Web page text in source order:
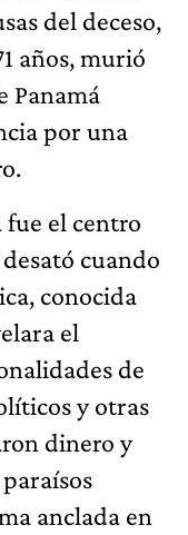
del deceso,
años, murió
Panamá
por una
fue el centro
cuando
conocida
el
de
y otras
dinero y
anclada en